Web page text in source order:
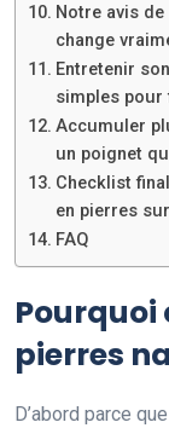
Notre avis
change
Entretenir
simples pour
Accumuler
un poignet
Checklist
en pierres
FAQ
Pourquoi
pierres
D’abord parce